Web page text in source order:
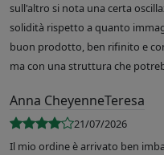
sull'altro si nota una certa
solidità rispetto a quanto
buon prodotto, ben rifinito e
ma con una struttura che
Anna CheyenneTeresa
21/07/2026
Il mio ordine è arrivato ben